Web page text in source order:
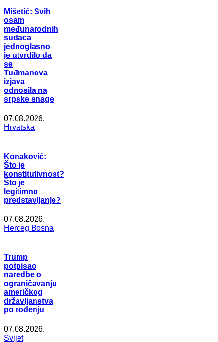
Mišetić: Svih
osam
međunarodnih
sudaca
jednoglasno
je utvrdilo da
se
Tuđmanova
izjava
odnosila na
srpske snage
07.08.2026.
Hrvatska
Konaković:
Što je
konstitutivnost?
Što je
legitimno
predstavljanje?
07.08.2026.
Herceg Bosna
Trump
potpisao
naredbe o
ograničavanju
američkog
državljanstva
po rođenju
07.08.2026.
Svijet